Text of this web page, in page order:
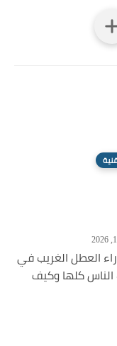
العطل الغريب في
الناس كلها وكيف